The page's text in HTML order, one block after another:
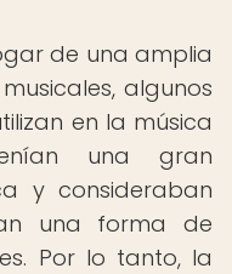
de una amplia
algunos
en la música
una gran
y consideraban
una forma de
Por lo tanto, la